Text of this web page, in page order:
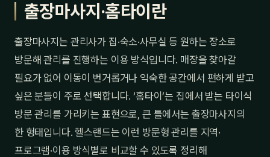
출장마사지·홈타이란
출장마사지는 관리사가 집·숙소·사무실 등 원하는 장소로
방문해 관리를 진행하는 이용 방식입니다. 매장을 찾아갈
필요가 없어 이동이 번거롭거나 익숙한 공간에서 편하게 받고
싶은 분들이 주로 선택합니다. ‘홈타이’는 집에서 받는 타이식
방문 관리를 가리키는 표현으로, 큰 틀에서는 출장마사지의
한 형태입니다. 헬스랜드는 이런 방문형 관리를 지역·
프로그램·이용 방식별로 비교할 수 있도록 정리해